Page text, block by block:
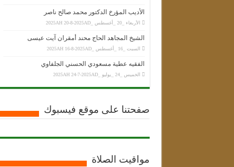
الأديب المؤرخ الدكتور محمد صالح ناصر
الأربعاء _20 _أغسطس _2025AH 20-8-2025AD
الشيخ المجاهد الحاج محند أمقران آيت عيسى
السبت _16 _أغسطس _2025AH 16-8-2025AD
الفقيه عطية مسعودي الحسني الجلفاوي
الخميس _24 _يوليو _2025AH 24-7-2025AD
صفحتنا على موقع فيسبوك
مواقيت الصلاة